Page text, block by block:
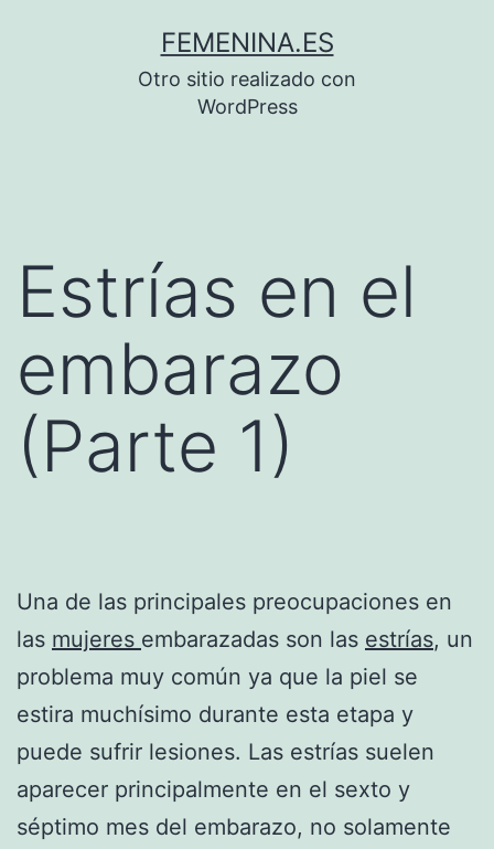
FEMENINA.ES
Otro sitio realizado con
WordPress
Estrías en el
embarazo
(Parte 1)
Una de las principales preocupaciones en
las mujeres embarazadas son las estrías, un
problema muy común ya que la piel se
estira muchísimo durante esta etapa y
puede sufrir lesiones. Las estrías suelen
aparecer principalmente en el sexto y
séptimo mes del embarazo, no solamente